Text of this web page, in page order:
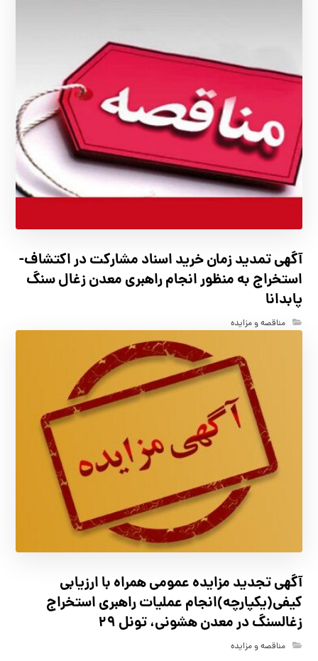
آگهي تمدید زمان خرید اسناد مشارکت در اکتشاف-
استخراج به منظور انجام راهبری معدن زغال سنگ
پابدانا
مناقصه و مزایده
آگهي تجدید مزايده عمومی همراه با ارزیابی
کیفی(یکپارچه)انجام عملیات راهبری استخراج
زغالسنگ در معدن هشونی، تونل ۲۹
مناقصه و مزایده